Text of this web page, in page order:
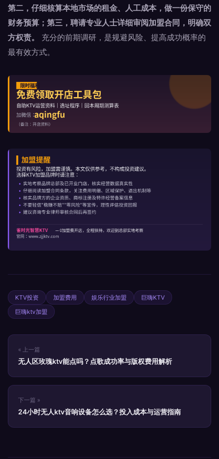
第二，仔细核算本地市场的租金、人工成本，做一份保守的
财务预算；第三，聘请专业人士详细审阅加盟合同，明确双
方权责。
充分的前期调研，是规避风险、提高成功概率的
最有效方式。
KTV投资 加盟费用 娱乐行业加盟
巨嗨KTV
巨嗨ktv加盟
« 上一篇
无人区玫瑰ktv能点吗？点歌成功率与版权费用解析
下一篇 »
24小时无人ktv音响设备怎么选？投入成本与运营指南